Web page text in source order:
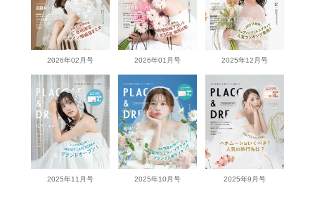
2026年02月号 2026年01月号 2025年12月号
2025年11月号 2025年10月号 2025年9月号